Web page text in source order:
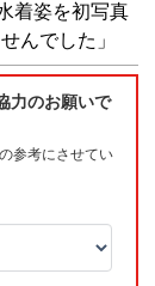
着姿を初写真
んでした」